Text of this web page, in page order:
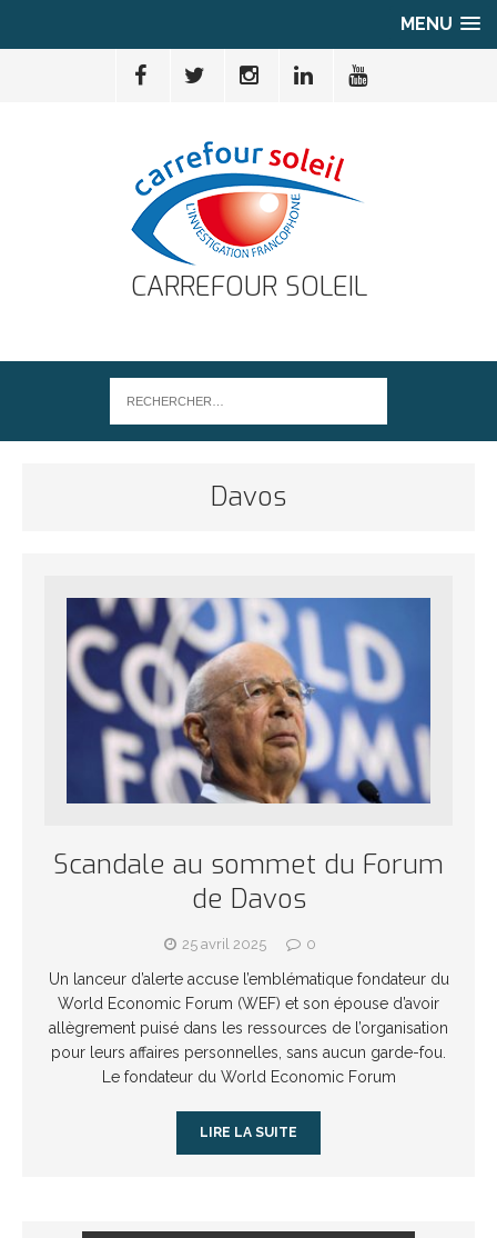
MENU
CARREFOUR SOLEIL
Davos
Scandale au sommet du Forum
de Davos
25 avril 2025 0
Un lanceur d’alerte accuse l’emblématique fondateur du
World Economic Forum (WEF) et son épouse d’avoir
allègrement puisé dans les ressources de l’organisation
pour leurs affaires personnelles, sans aucun garde-fou.
Le fondateur du World Economic Forum
LIRE LA SUITE